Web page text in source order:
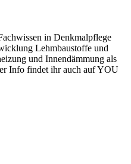
in Denkmalpflege
Lehmbaustoffe und
und Innendämmung als
Info findet ihr auch auf YOU